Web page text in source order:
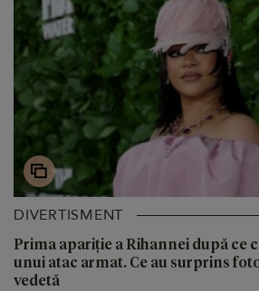
DIVERTISMENT
Prima apariție a Rihannei după ce
unui atac armat. Ce au surprins
vedetă